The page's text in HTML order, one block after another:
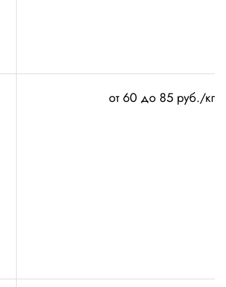
от 60 до 85 руб./кг